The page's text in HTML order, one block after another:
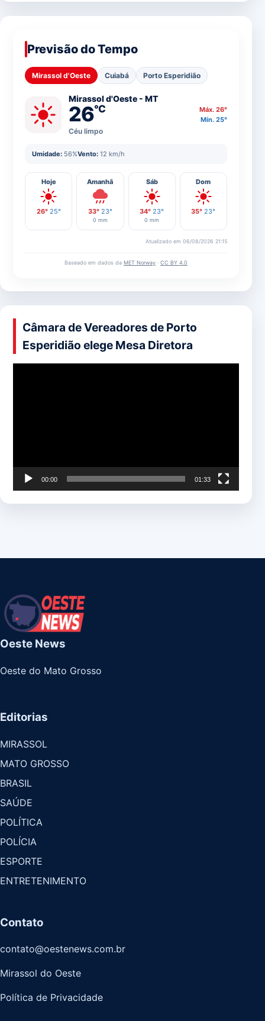
Previsão do Tempo
Mirassol d'Oeste Cuiabá Porto Esperidião
Mirassol d'Oeste - MT
26°C
Céu limpo
Máx. 26°
Mín. 25°
Umidade: 56%Vento: 12 km/h
Hoje
26° 25°
Amanhã
33° 23°
0 mm
Sáb
34° 23°
0 mm
Dom
35° 23°
Atualizado em 06/08/2026 21:15
Baseado em dados da MET Norway · CC BY 4.0
Câmara de Vereadores de Porto
Esperidião elege Mesa Diretora
00:00 01:33
Oeste News
Oeste do Mato Grosso
Editorias
MIRASSOL
MATO GROSSO
BRASIL
SAÚDE
POLÍTICA
POLÍCIA
ESPORTE
ENTRETENIMENTO
Contato
contato@oestenews.com.br
Mirassol do Oeste
Política de Privacidade